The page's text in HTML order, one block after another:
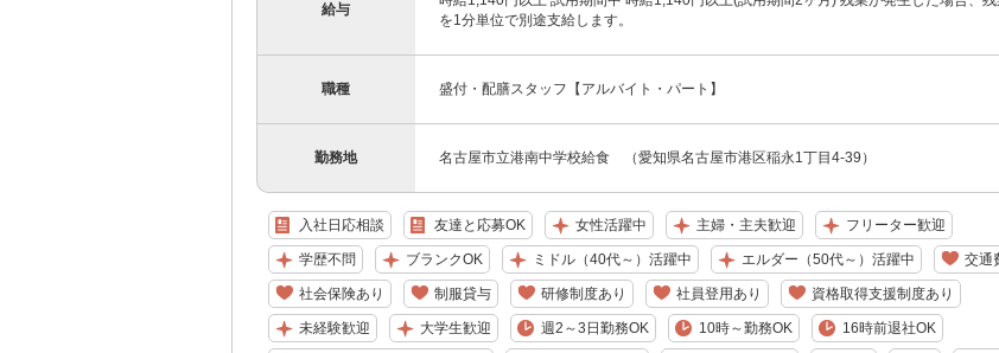
給与
を1分単位で別途支給します。
職種 盛付・配膳スタッフ【アルバイト・パート】
勤務地 名古屋市立港南中学校給食 （愛知県名古屋市港区稲永1丁目4-39）
入社日応相談 友達と応募OK 女性活躍中 主婦・主夫歓迎 フリーター歓迎
学歴不問 ブランクOK ミドル（40代～）活躍中 エルダー（50代～）活躍中 交通
社会保険あり 制服貸与 研修制度あり 社員登用あり 資格取得支援制度あり
未経験歓迎 大学生歓迎 週2～3日勤務OK 10時～勤務OK 16時前退社OK